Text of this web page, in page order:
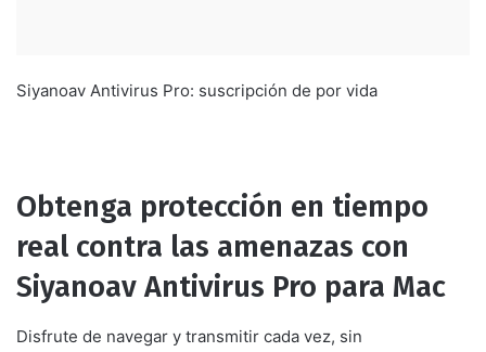
Siyanoav Antivirus Pro: suscripción de por vida
Obtenga protección en tiempo
real contra las amenazas con
Siyanoav Antivirus Pro para Mac
Disfrute de navegar y transmitir cada vez, sin